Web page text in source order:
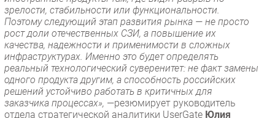
зрелости, стабильности или функциональности.
Поэтому следующий этап развития рынка — не просто
рост доли отечественных СЗИ, а повышение их
качества, надежности и применимости в сложных
инфраструктурах. Именно это будет определять
реальный технологический суверенитет: не факт замены
одного продукта другим, а способность российских
решений устойчиво работать в критичных для
заказчика процессах», —резюмирует руководитель
отдела стратегической аналитики UserGate Юлия